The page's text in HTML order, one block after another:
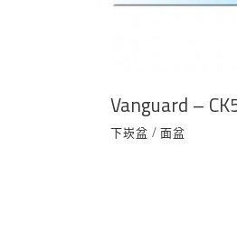
Vanguard –
下崁盆 / 面盆